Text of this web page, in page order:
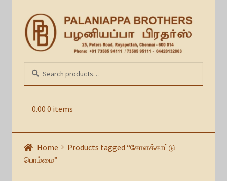
Skip
to
navigation
Skip
to
content
0.00 0 items
for:
Home
Products tagged “சோளக்காட்டு
பொம்மை”